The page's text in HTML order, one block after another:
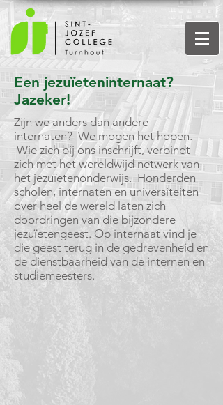
Een jezuïeteninternaat?
Jazeker!
Zijn we anders dan andere
internaten? We mogen het hopen.
Wie zich bij ons inschrijft, verbindt
zich met het wereldwijd netwerk van
het jezuïetenonderwijs. Honderden
scholen, internaten en universiteiten
over heel de wereld laten zich
doordringen van die bijzondere
jezuïetengeest. Op internaat vind je
die geest terug in de gedrevenheid en
de dienstbaarheid van de internen en
studiemeesters.